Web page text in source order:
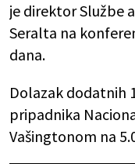
je direktor Službe
Seralta na
dana.
Dolazak dodatnih
pripadnika
Vašingtonom na